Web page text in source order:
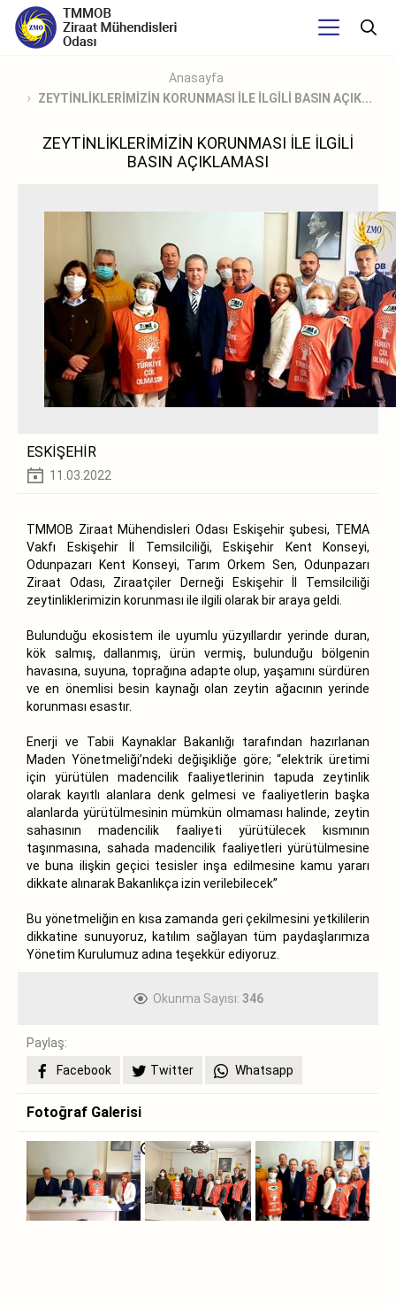
Anasayfa
ZEYTİNLİKLERİMİZİN KORUNMASI İLE İLGİLİ BASIN AÇIK...
ZEYTİNLİKLERİMİZİN KORUNMASI İLE İLGİLİ
BASIN AÇIKLAMASI
ESKİŞEHİR
11.03.2022
TMMOB Ziraat Mühendisleri Odası Eskişehir şubesi, TEMA
Vakfı Eskişehir İl Temsilciliği, Eskişehir Kent Konseyi,
Odunpazarı Kent Konseyi, Tarım Orkem Sen, Odunpazarı
Ziraat Odası, Ziraatçiler Derneği Eskişehir İl Temsilciliği
zeytinliklerimizin korunması ile ilgili olarak bir araya geldi.
Bulunduğu ekosistem ile uyumlu yüzyıllardır yerinde duran,
kök salmış, dallanmış, ürün vermiş, bulunduğu bölgenin
havasına, suyuna, toprağına adapte olup, yaşamını sürdüren
ve en önemlisi besin kaynağı olan zeytin ağacının yerinde
korunması esastır.
Enerji ve Tabii Kaynaklar Bakanlığı tarafından hazırlanan
Maden Yönetmeliği’ndeki değişikliğe göre; “elektrik üretimi
için yürütülen madencilik faaliyetlerinin tapuda zeytinlik
olarak kayıtlı alanlara denk gelmesi ve faaliyetlerin başka
alanlarda yürütülmesinin mümkün olmaması halinde, zeytin
sahasının madencilik faaliyeti yürütülecek kısmının
taşınmasına, sahada madencilik faaliyetleri yürütülmesine
ve buna ilişkin geçici tesisler inşa edilmesine kamu yararı
dikkate alınarak Bakanlıkça izin verilebilecek”
Bu yönetmeliğin en kısa zamanda geri çekilmesini yetkililerin
dikkatine sunuyoruz, katılım sağlayan tüm paydaşlarımıza
Yönetim Kurulumuz adına teşekkür ediyoruz.
Okunma Sayısı: 346
Paylaş:
Facebook
Twitter Whatsapp
Fotoğraf Galerisi